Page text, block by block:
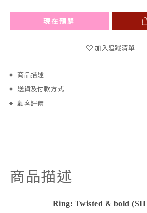
現在預購
加入追蹤清單
商品描述
送貨及付款方式
顧客評價
商品描述
Ring: Twisted & bold